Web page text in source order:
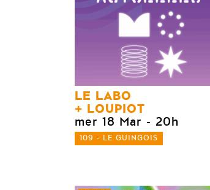
LE LABO
LOUPIOT
mer 18 Mar - 20h
109 - LE GUINGOIS